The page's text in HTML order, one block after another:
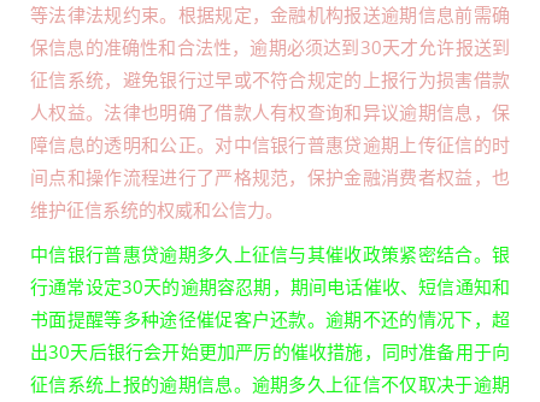
等法律法规约束。根据规定，金融机构报送逾期信息前需确
保信息的准确性和合法性，逾期必须达到30天才允许报送到
征信系统，避免银行过早或不符合规定的上报行为损害借款
人权益。法律也明确了借款人有权查询和异议逾期信息，保
障信息的透明和公正。对中信银行普惠贷逾期上传征信的时
间点和操作流程进行了严格规范，保护金融消费者权益，也
维护征信系统的权威和公信力。
中信银行普惠贷逾期多久上征信与其催收政策紧密结合。银
行通常设定30天的逾期容忍期，期间电话催收、短信通知和
书面提醒等多种途径催促客户还款。逾期不还的情况下，超
出30天后银行会开始更加严厉的催收措施，同时准备用于向
征信系统上报的逾期信息。逾期多久上征信不仅取决于逾期